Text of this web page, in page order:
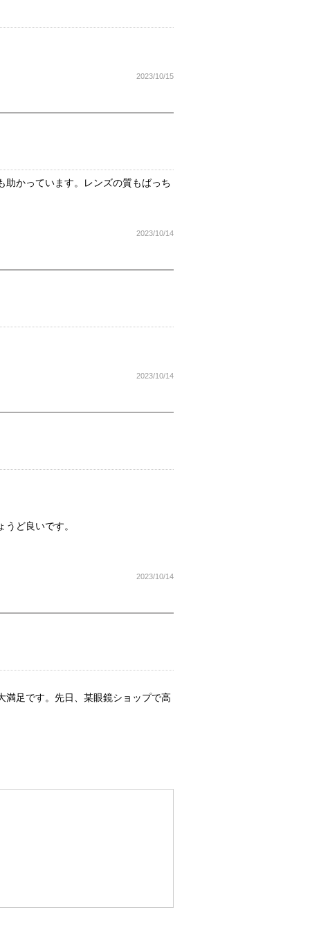
2023/10/15
助かっています。レンズの質もばっち
2023/10/14
2023/10/14
ど良いです。
2023/10/14
満足です。先日、某眼鏡ショップで高